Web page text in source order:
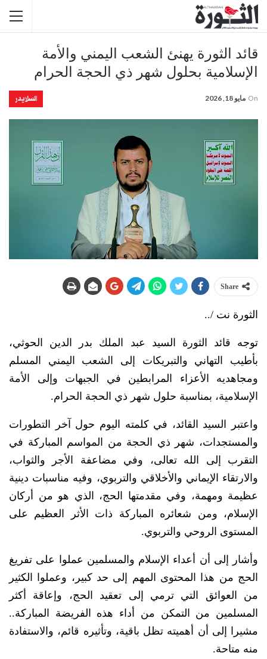
قائد الثورة يهنئ الشعب اليمني والأمة
الإسلامية بحلول شهر ذي الحجة الحرام
السلايدر On مايو 18, 2026
Share
الثورة نت /..
توجه قائد الثورة السيد عبد الملك بدر الدين الحوثي،
بأطيب التهاني والتبريكات إلى الشعب اليمني المسلم
ومجاهديه الأعزاء المرابطين في الجبهات وإلى الأمة
الإسلامية، بمناسبة حلول شهر ذي الحجة الحرام.
واعتبر السيد القائد، في كلمته اليوم حول آخر التطورات
والمستجدات، شهر ذي الحجة من المواسم المباركة في
التقرب إلى الله تعالى، وفي مضاعفة الأجر والثواب،
والارتقاء الإيماني والأخلاقي والتربوي، وفيه مناسبات دينية
عظيمة ومهمة، وفي مقدمتها الحج، الذي هو من أركان
الإسلام، ومن شعائره المباركة ذات الأثر العظيم على
المستوى الروحي والتربوي.
وأشار إلى أن أعداء الإسلام والمسلمين عملوا على تفريغ
الحج من هذا المحتوى المهم إلى حد كبير، وعملوا الكثير
من العوائق التي ترمي إلى تعقيد الحج، وإعاقة أكثر
المسلمين من التمكن من أداء هذه الفريضة المباركة..
مشيرا إلى أن أهميته تظل باقية، وتأثيره قائم، والاستفادة
منه متاحة.